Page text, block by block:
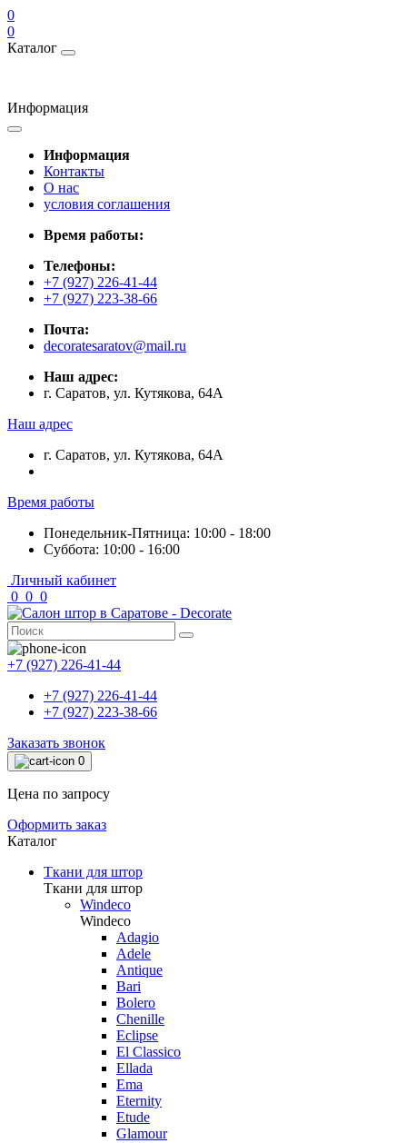
0
0
Каталог
Информация
Информация
Контакты
О нас
условия соглашения
Время работы:
Телефоны:
+7 (927) 226-41-44
+7 (927) 223-38-66
Почта:
decoratesaratov@mail.ru
Наш адрес:
г. Саратов, ул. Кутякова, 64А
Наш адрес
г. Саратов, ул. Кутякова, 64А
Время работы
Понедельник-Пятница: 10:00 - 18:00
Суббота: 10:00 - 16:00
Личный кабинет
0 0 0
+7 (927) 226-41-44
+7 (927) 226-41-44
+7 (927) 223-38-66
Заказать звонок
0
Цена по запросу
Оформить заказ
Каталог
Ткани для штор
Ткани для штор
Windeco
Windeco
Adagio
Adele
Antique
Bari
Bolero
Chenille
Eclipse
El Classico
Ellada
Ema
Eternity
Etude
Glamour